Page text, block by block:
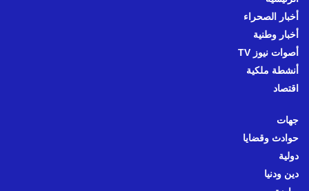
أخبار الصحراء
أخبار وطنية
أصوات نيوز TV
أنشطة ملكية
اقتصاد
جهات
حوادث وقضايا
دولية
دين ودنيا